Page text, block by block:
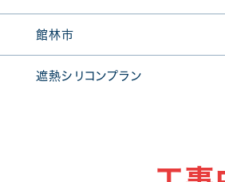
館林市
遮熱シリコンプラン